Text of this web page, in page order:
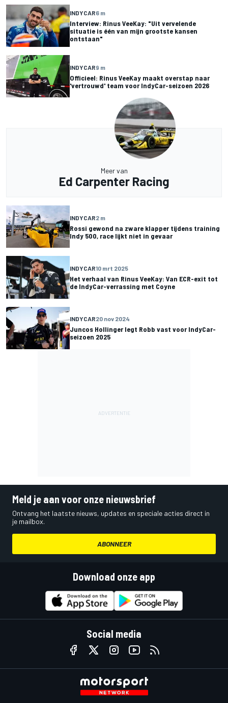
INDYCAR6 m
Interview: Rinus VeeKay: "Uit vervelende
situatie is één van mijn grootste kansen
ontstaan"
INDYCAR9 m
Officieel: Rinus VeeKay maakt overstap naar
'vertrouwd' team voor IndyCar-seizoen 2026
Meer van
Ed Carpenter Racing
INDYCAR2 m
Rossi gewond na zware klapper tijdens training
Indy 500, race lijkt niet in gevaar
INDYCAR10 mrt 2025
Het verhaal van Rinus VeeKay: Van ECR-exit tot
de IndyCar-verrassing met Coyne
INDYCAR20 nov 2024
Juncos Hollinger legt Robb vast voor IndyCar-
seizoen 2025
Meld je aan voor onze nieuwsbrief
Ontvang het laatste nieuws, updates en speciale acties direct in
je mailbox.
ABONNEER
Download onze app
Social media